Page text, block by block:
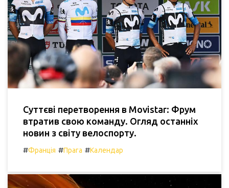
Суттєві перетворення в Movistar: Фрум
втратив свою команду. Огляд останніх
новин з світу велоспорту.
#Франція #Прага #Календар